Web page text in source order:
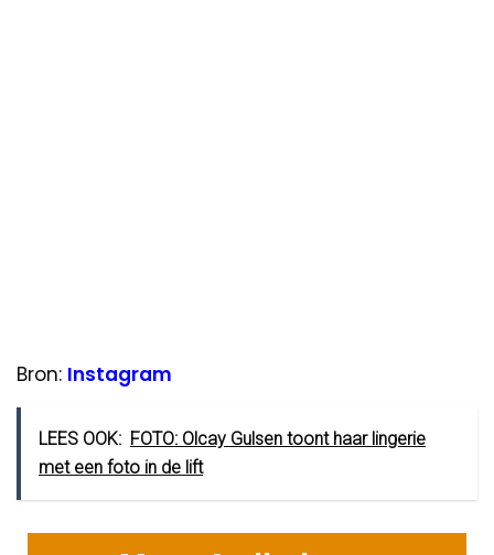
Bron: Instagram
LEES OOK: FOTO: Olcay Gulsen toont haar lingerie
met een foto in de lift